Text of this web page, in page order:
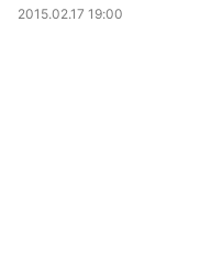
2015.02.17 19:00